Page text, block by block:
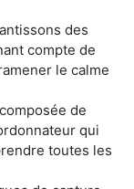
des
compte de
le calme
de
qui
toutes les